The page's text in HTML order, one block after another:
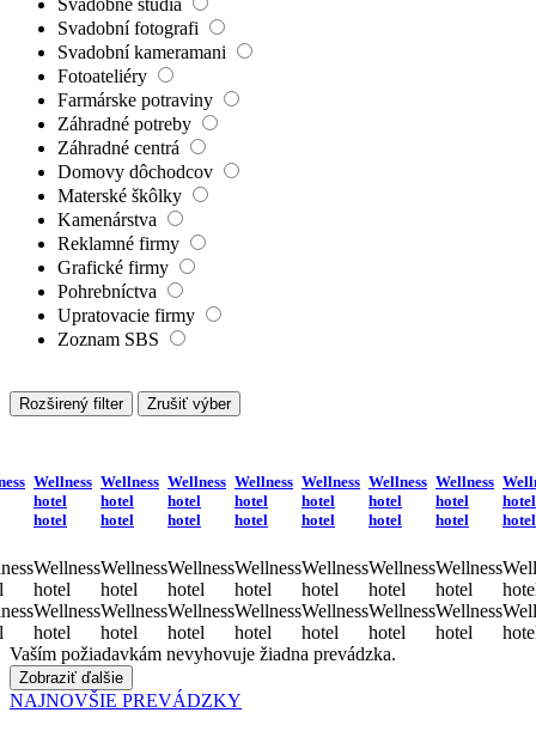
Svadobné štúdiá
Svadobní fotografi
Svadobní kameramani
Fotoateliéry
Farmárske potraviny
Záhradné potreby
Záhradné centrá
Domovy dôchodcov
Materské škôlky
Kamenárstva
Reklamné firmy
Grafické firmy
Pohrebníctva
Upratovacie firmy
Zoznam SBS
Rozširený filter Zrušiť výber
Wellness
hotel
hotel
Wellness
hotel
Wellness
hotel
Wellness
hotel
hotel
Wellness
hotel
Wellness
hotel
Wellness
hotel
hotel
Wellness
hotel
Wellness
hotel
Wellness
hotel
hotel
Wellness
hotel
Wellness
hotel
Wellness
hotel
hotel
Wellness
hotel
Wellness
hotel
Wellness
hotel
hotel
Wellness
hotel
Wellness
hotel
Wellness
hotel
hotel
Wellness
hotel
Wellness
hotel
hotel
hotel
Vaším požiadavkám nevyhovuje žiadna prevádzka.
Zobraziť ďalšie
NAJNOVŠIE PREVÁDZKY